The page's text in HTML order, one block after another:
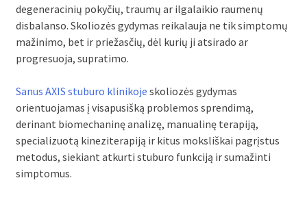
degeneracinių pokyčių, traumų ar ilgalaikio raumenų
disbalanso. Skoliozės gydymas reikalauja ne tik simptomų
mažinimo, bet ir priežasčių, dėl kurių ji atsirado ar
progresuoja, supratimo.
Sanus AXIS stuburo klinikoje skoliozės gydymas
orientuojamas į visapusišką problemos sprendimą,
derinant biomechaninę analizę, manualinę terapiją,
specializuotą kineziterapiją ir kitus moksliškai pagrįstus
metodus, siekiant atkurti stuburo funkciją ir sumažinti
simptomus.